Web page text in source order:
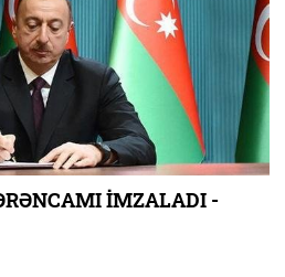
İMZALADI -